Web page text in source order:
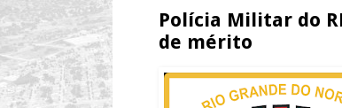
Polícia Militar do
de mérito